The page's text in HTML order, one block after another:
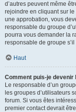
d’autres peuvent même
rejoindre en cliquant sur
une approbation, vous
responsable du groupe
pourra vous demander la
responsable de groupe
Haut
Comment puis-je devenir
Le responsable d’un
les groupes d’utilisateurs
forum. Si vous êtes
premier contact devrait